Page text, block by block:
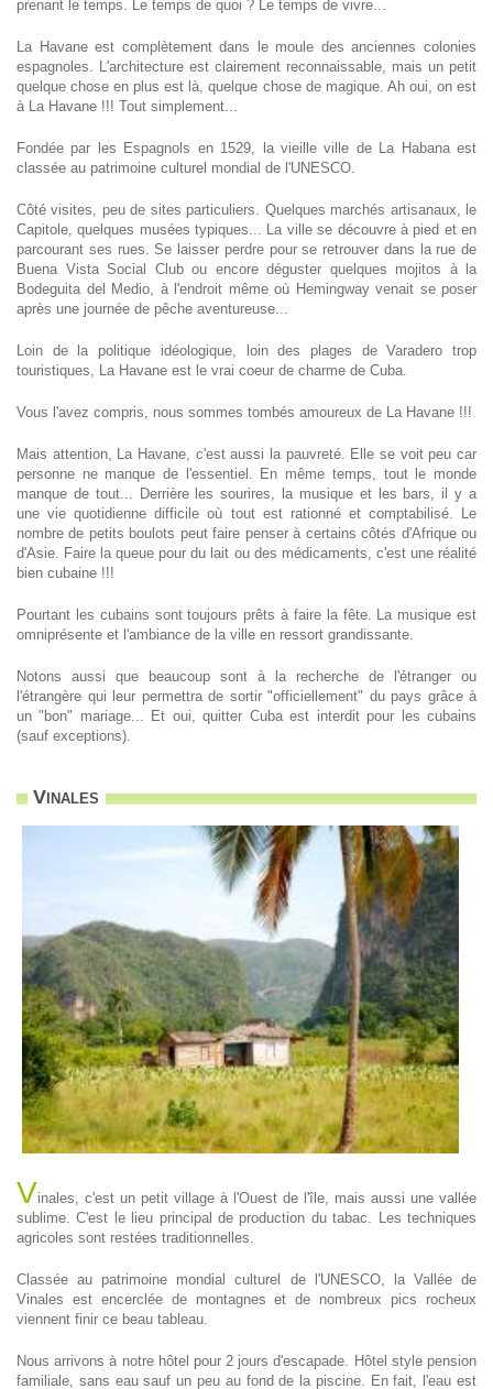
prenant le temps. Le temps de quoi ? Le temps de vivre...
La Havane est complètement dans le moule des anciennes colonies
espagnoles. L'architecture est clairement reconnaissable, mais un petit
quelque chose en plus est là, quelque chose de magique. Ah oui, on est
à La Havane !!! Tout simplement...
Fondée par les Espagnols en 1529, la vieille ville de La Habana est
classée au patrimoine culturel mondial de l'UNESCO.
Côté visites, peu de sites particuliers. Quelques marchés artisanaux, le
Capitole, quelques musées typiques... La ville se découvre à pied et en
parcourant ses rues. Se laisser perdre pour se retrouver dans la rue de
Buena Vista Social Club ou encore déguster quelques mojitos à la
Bodeguita del Medio, à l'endroit même où Hemingway venait se poser
après une journée de pêche aventureuse...
Loin de la politique idéologique, loin des plages de Varadero trop
touristiques, La Havane est le vrai coeur de charme de Cuba.
Vous l'avez compris, nous sommes tombés amoureux de La Havane !!!
Mais attention, La Havane, c'est aussi la pauvreté. Elle se voit peu car
personne ne manque de l'essentiel. En même temps, tout le monde
manque de tout... Derrière les sourires, la musique et les bars, il y a
une vie quotidienne difficile où tout est rationné et comptabilisé. Le
nombre de petits boulots peut faire penser à certains côtés d'Afrique ou
d'Asie. Faire la queue pour du lait ou des médicaments, c'est une réalité
bien cubaine !!!
Pourtant les cubains sont toujours prêts à faire la fête. La musique est
omniprésente et l'ambiance de la ville en ressort grandissante.
Notons aussi que beaucoup sont à la recherche de l'étranger ou
l'étrangère qui leur permettra de sortir "officiellement" du pays grâce à
un "bon" mariage... Et oui, quitter Cuba est interdit pour les cubains
(sauf exceptions).
Vinales
Vinales, c'est un petit village à l'Ouest de l'île, mais aussi une vallée
sublime. C'est le lieu principal de production du tabac. Les techniques
agricoles sont restées traditionnelles.
Classée au patrimoine mondial culturel de l'UNESCO, la Vallée de
Vinales est encerclée de montagnes et de nombreux pics rocheux
viennent finir ce beau tableau.
Nous arrivons à notre hôtel pour 2 jours d'escapade. Hôtel style pension
familiale, sans eau sauf un peu au fond de la piscine. En fait, l'eau est